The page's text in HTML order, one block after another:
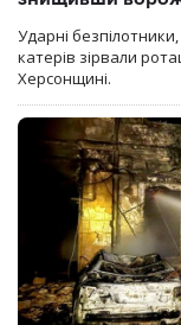
Ударні
катерів зірвали
Херсонщині.